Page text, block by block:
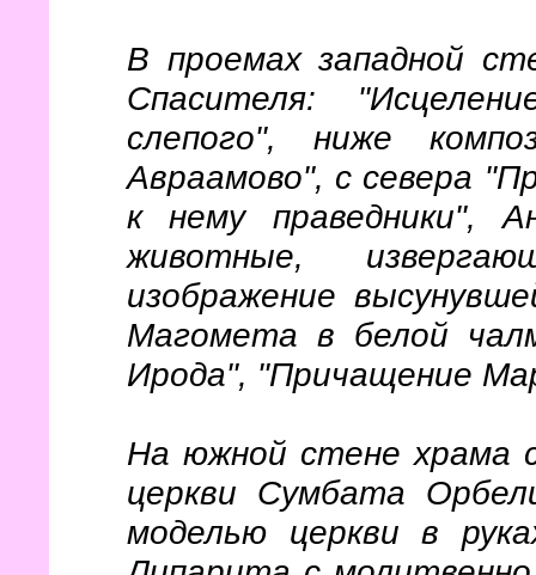
В проемах западной
Спасителя:
слепого", ниже
Авраамово", с севера
к нему праведники",
животные,
изображение
Магомета в белой
Ирода", "Причащение
На южной стене храма
церкви Сумбата
моделью церкви в